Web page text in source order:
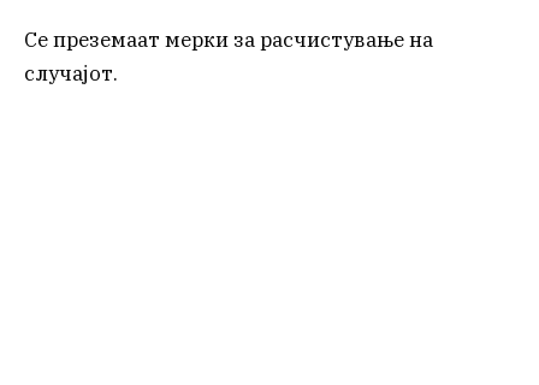
Се преземаат мерки за расчистување на
случајот.